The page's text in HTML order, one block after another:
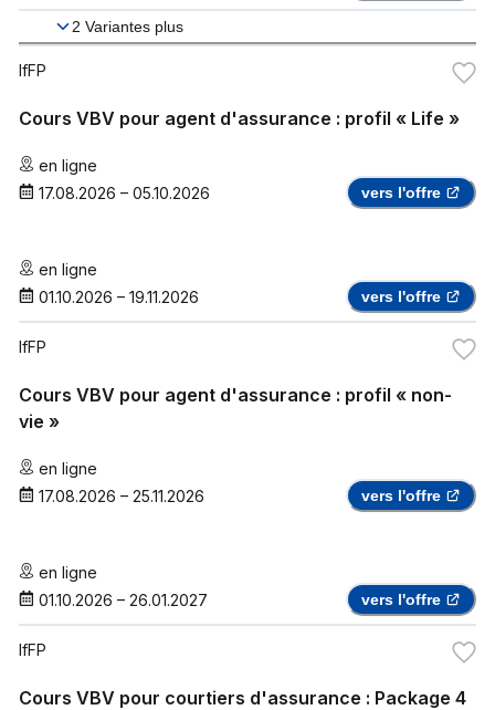
2 Variantes plus
IfFP
Cours VBV pour agent d'assurance : profil « Life »
en ligne
17.08.2026 – 05.10.2026 vers l'offre
en ligne
01.10.2026 – 19.11.2026 vers l'offre
IfFP
Cours VBV pour agent d'assurance : profil « non-
vie »
en ligne
17.08.2026 – 25.11.2026 vers l'offre
en ligne
01.10.2026 – 26.01.2027 vers l'offre
IfFP
Cours VBV pour courtiers d'assurance : Package 4